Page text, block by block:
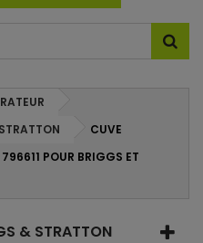
CUVE
POUR BRIGGS ET
& STRATTON